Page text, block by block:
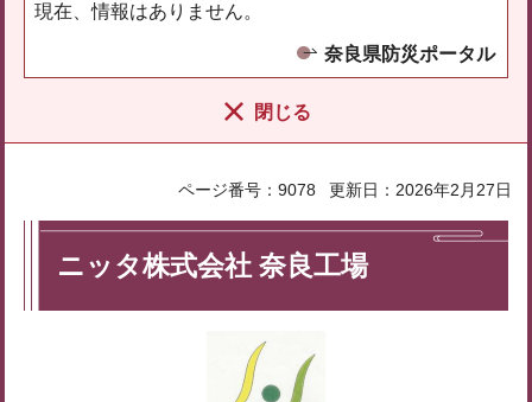
現在、情報はありません。
奈良県防災ポータル
閉じる
ページ番号：9078 更新日：2026年2月27日
ニッタ株式会社 奈良工場